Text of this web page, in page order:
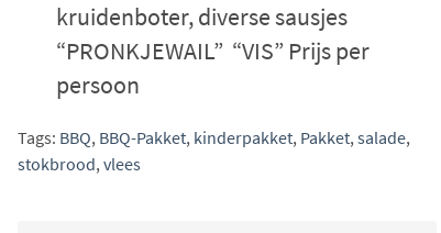
kruidenboter, diverse sausjes
“PRONKJEWAIL” “VIS” Prijs per
persoon
Tags: BBQ, BBQ-Pakket, kinderpakket, Pakket,salade,
stokbrood,vlees